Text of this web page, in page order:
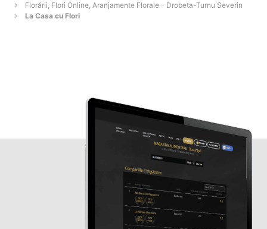
Florării, Flori Online, Aranjamente Florale - Drobeta-Turnu Severin
La Casa cu Flori